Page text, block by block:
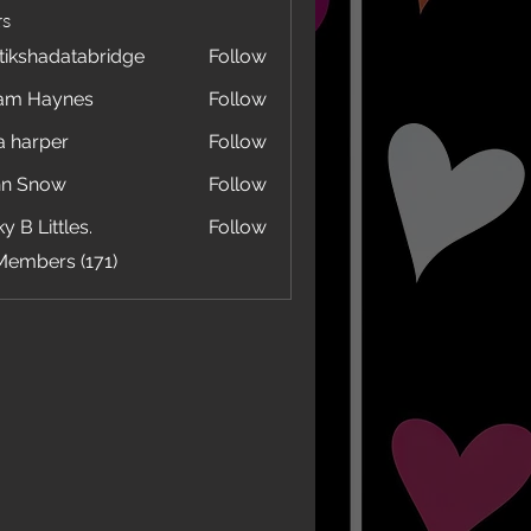
Follow
Haynes
Follow
harper
Follow
Snow
Follow
B Littles.
Follow
(171)